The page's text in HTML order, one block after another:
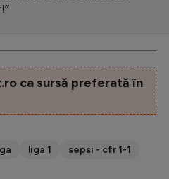
ca sursă preferată în
liga 1
sepsi - cfr 1-1